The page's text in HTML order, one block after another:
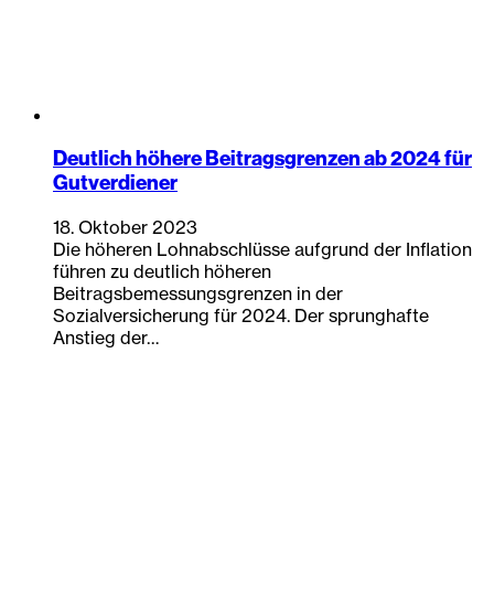
Deutlich höhere Beitragsgrenzen ab 2024 für
Gutverdiener
18. Oktober 2023
Die höheren Lohnabschlüsse aufgrund der Inflation
führen zu deutlich höheren
Beitragsbemessungsgrenzen in der
Sozialversicherung für 2024. Der sprunghafte
Anstieg der…